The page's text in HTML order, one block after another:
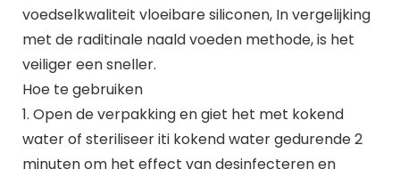
voedselkwaliteit vloeibare siliconen, In vergelijking
met de raditinale naald voeden methode, is het
veiliger een sneller.
Hoe te gebruiken
1. Open de verpakking en giet het met kokend
water of steriliseer iti kokend water gedurende 2
minuten om het effect van desinfecteren en